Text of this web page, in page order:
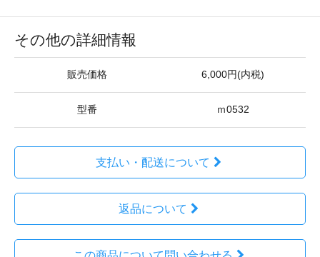
その他の詳細情報
販売価格 6,000円(内税)
型番 ｍ0532
支払い・配送について
返品について